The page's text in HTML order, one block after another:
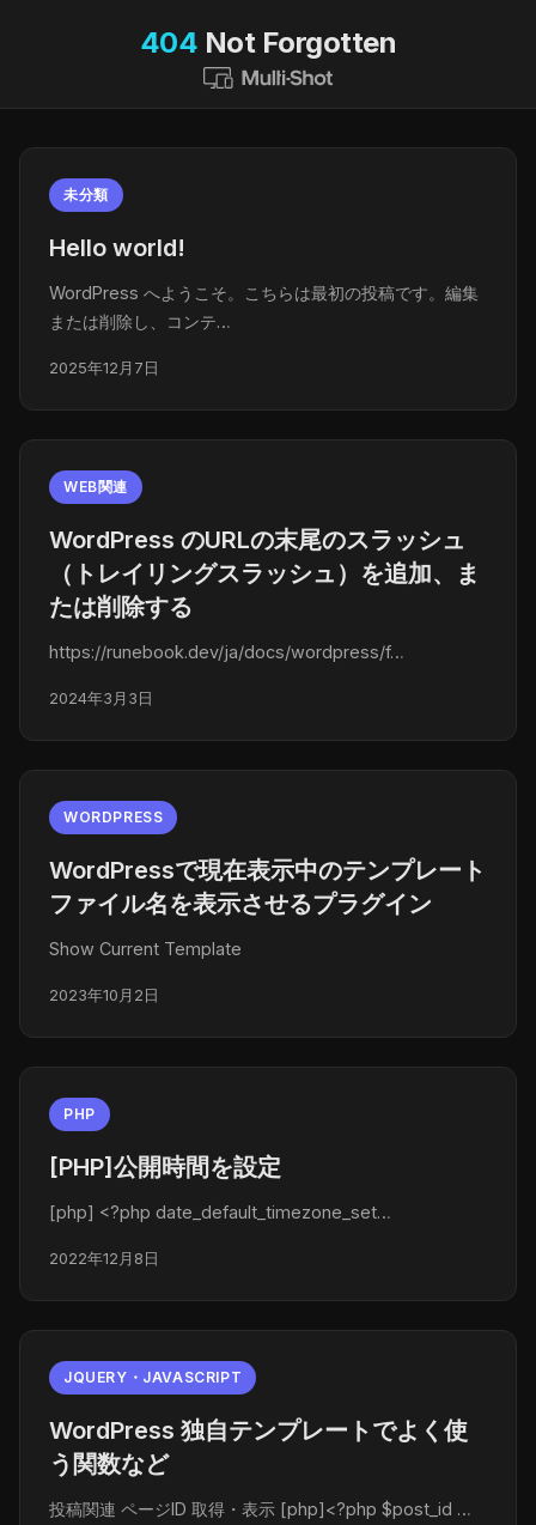
404 Not Forgotten
未分類
Hello world!
WordPress へようこそ。こちらは最初の投稿です。編集
または削除し、コンテ…
2025年12月7日
WEB関連
WordPress のURLの末尾のスラッシュ
（トレイリングスラッシュ）を追加、ま
たは削除する
https://runebook.dev/ja/docs/wordpress/f…
2024年3月3日
WORDPRESS
WordPressで現在表示中のテンプレート
ファイル名を表示させるプラグイン
Show Current Template
2023年10月2日
PHP
[PHP]公開時間を設定
[php] <?php date_default_timezone_set…
2022年12月8日
JQUERY・JAVASCRIPT
WordPress 独自テンプレートでよく使
う関数など
投稿関連 ページID 取得・表示 [php]<?php $post_id …